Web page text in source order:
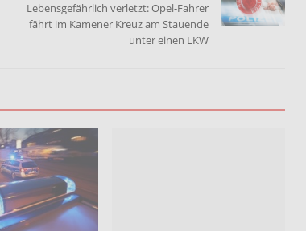
Lebensgefährlich verletzt: Opel-Fahrer
fährt im Kamener Kreuz am Stauende
unter einen LKW